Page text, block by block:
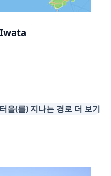
을(를) 지나는 경로 더 보기